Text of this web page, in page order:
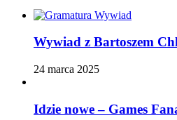
Wywiad z Bartoszem
24 marca 2025
Idzie nowe – Games